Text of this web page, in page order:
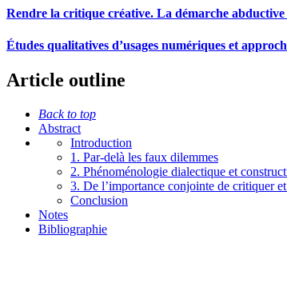
Rendre la critique créative. La démarche
Études qualitatives d’usages numériques et
Article outline
Back to top
Abstract
Introduction
1. Par-delà les faux dilemmes
2. Phénoménologie dialectique et
3. De l’importance conjointe de critiquer
Conclusion
Notes
Bibliographie